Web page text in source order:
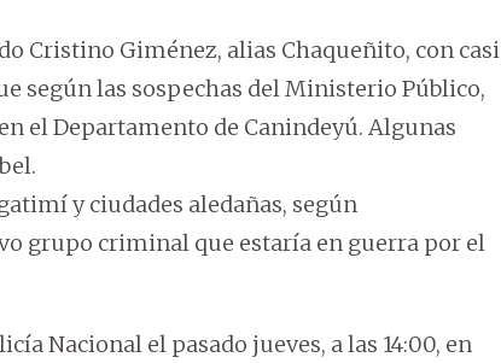
Cristino Giménez, alias Chaqueñito, con casi
según las sospechas del Ministerio Público,
el Departamento de Canindeyú. Algunas
y ciudades aledañas, según
grupo criminal que estaría en guerra por el
Nacional el pasado jueves, a las 14:00, en